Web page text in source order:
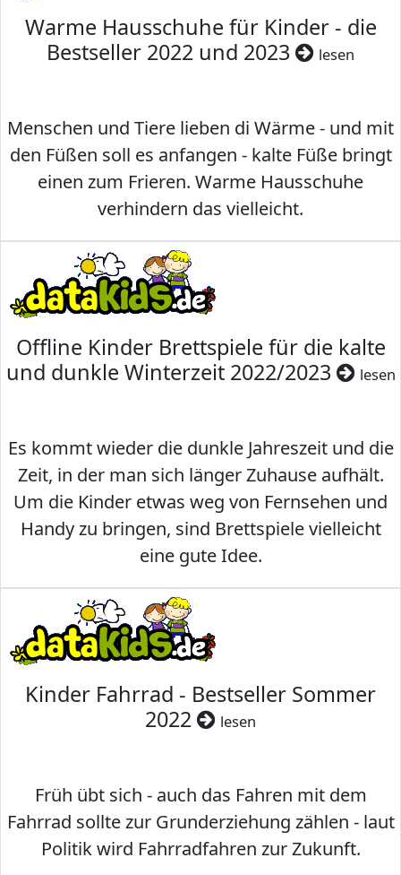
Warme Hausschuhe für Kinder - die
Bestseller 2022 und 2023
lesen
Menschen und Tiere lieben di Wärme - und mit
den Füßen soll es anfangen - kalte Füße bringt
einen zum Frieren. Warme Hausschuhe
verhindern das vielleicht.
Offline Kinder Brettspiele für die kalte
und dunkle Winterzeit 2022/2023
lesen
Es kommt wieder die dunkle Jahreszeit und die
Zeit, in der man sich länger Zuhause aufhält.
Um die Kinder etwas weg von Fernsehen und
Handy zu bringen, sind Brettspiele vielleicht
eine gute Idee.
Kinder Fahrrad - Bestseller Sommer
2022
lesen
Früh übt sich - auch das Fahren mit dem
Fahrrad sollte zur Grunderziehung zählen - laut
Politik wird Fahrradfahren zur Zukunft.